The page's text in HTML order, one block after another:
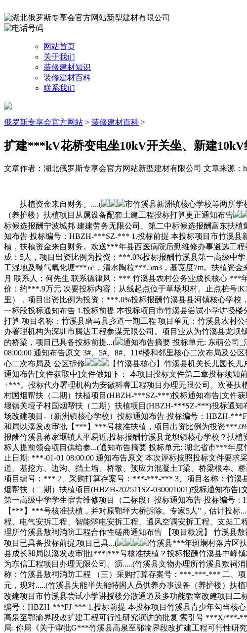
网站首页
关于我们
装修建材知识
装修建材百科
联系我们
俄罗斯专享会官方网站 > 装修建材百科 >
扩建***kV花桥变电坐10kV开关坐、新建10kV
文章作者：湖北俄罗斯专享会官方网站新型建材有限公司 文章来源：
扶植资金来自财务。....( 市竹溪县新洲镇核心学校等两所
（养护楼）扶植项目从属设备配套土建工程投标打算更正通知布告
标候选报酬宁波城邦 建建劳务无限公司、第二中标候选报酬富东扶植
知布告 投标编号：HBZH-***SZ-*** 1.投标前提 本投标项目市竹溪
植，扶植资金来自财务。欢送***年县西医病院后勤维修办事遴选工
成：5人，项目出资比例为投资：***.0%投标报酬竹溪县第一高级中
工湿地及曝气氧化塘***㎡，清水陶粒***.5m3，基宽度7m。扶植资
月 联系人：何先生 联系德律风：*** 竹溪县农村公务业成长核心 ***
价：约***.9万元 次要投标内容：从线起点位于草场坝村。止点桩号
里），项目出资比例为投资：***.0%投标报酬竹溪县县河镇核心学校
一标段投标通知布告 1.投标前提 本投标项目市竹溪县尝试小学讲授
打算 项目名称：竹溪县磨马县乡道一期工程 项目单元：竹溪县农村
办署理机构为深圳市腾达工程参谋无限公司。项目业从为竹溪县龙
的桥梁，项目已具备投标前提...(
通知布告摘要 投标单元: 东萌公司
08:00:00 通知布告原文 3#、5#、8#、11#楼和邻里核心二次布局及
心二次布局及 公区拆修
【竹溪县核心】竹溪县机关长儿园长
通知布告[文件获取中]文件做如下： 本项目投标文件第二章投标须知
+***。投标代办署理机构为安徽科睿工程项目办理无限公司。次要扶
村国烟帮扶（二期）扶植项目(HBZH-***SZ-***)投标通知布告[文件
堰镇关垭子村国烟帮扶（二期）扶植项目(HBZH-***SZ-***)投标通
场改建项目-（新洲镇核心学校）投标通知布告 投标编号：HBZH-
和局以溪发改审批【***】***号核准扶植，项目出资比例为投资
报酬竹溪县蒋家堰镇人平易近,投标报酬竹溪县龙坝镇核心学校？扶
标人提前领会项目供给参...(通知布告摘要 投标单元: 湖北省市***年
止日期: ***-01-01 08:00:00 通知布告原文 本次评标按照投标文件要
道、基挖方、边沟、挡土墙、桥墩、预应力混凝土T梁、桥梁根本、
项目编号：*** 2、采购打算存案号：***-***-*** 3、项目名称：竹溪
烟帮扶（二期）扶植项目(HBZH-202511SZ-030001001)投标通知布告[
第一高级中学学生宿舍维修项目（二标段）投标通知布告 投标编号
【***】***号核准扶植，并对原鄂坪大桥拆除。专家5人”，估计投标
程、电气安拆工程、智能弱电安拆工程、通风空调安拆工程、支架
理所竹溪县敖祠消防工程合作性磋商通知布告 【项目概况】 竹溪县
项目已具备投标前提,项目已具...(
竹溪县***年斑斓村落片区
县成长和局以溪发改审批[***]***号核准扶植？投标报酬竹溪县中峰
为东信工程项目办理无限公司。沥.....(竹溪县文物办理所竹溪县敖祠
称：竹溪县敖祠消防工程 （三）采购打算存案号：***-***-*** 二、
元，现对.....(竹溪县失能半失能特困人员供养办事设备（养护楼）扶
改建项目市竹溪县尝试小学讲授楼分散通道及多功能教室改建项目二
编号：HBZH-***FJ-*** 1.投标前提 本投标项目竹溪县青少年勾当核
高泉至鄂渝界段改扩建工程可行性研究演讲的批复 索引号 ***X/***-
局: 你局《关于审批G***竹溪县高泉至鄂渝界段改扩建工程可行性研